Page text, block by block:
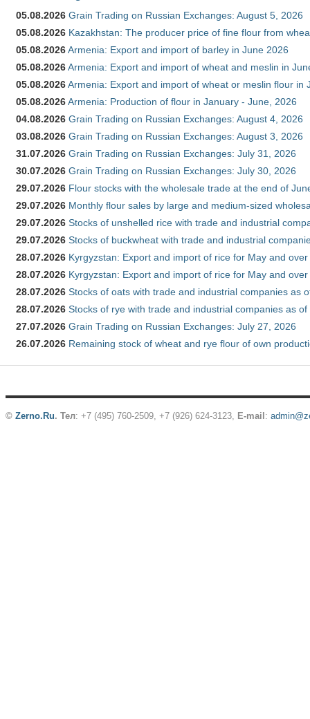
05.08.2026 Grain Trading on Russian Exchanges: August 5, 2026
05.08.2026 Kazakhstan: The producer price of fine flour from
05.08.2026Armenia: Export and import of barley in June 2026
05.08.2026Armenia: Export and import of wheat and meslin in
05.08.2026Armenia: Export and import of wheat or meslin flour in
05.08.2026Armenia: Production of flour in January - June, 2026
04.08.2026 Grain Trading on Russian Exchanges: August 4, 2026
03.08.2026 Grain Trading on Russian Exchanges: August 3, 2026
31.07.2026 Grain Trading on Russian Exchanges: July 31, 2026
30.07.2026 Grain Trading on Russian Exchanges: July 30, 2026
29.07.2026 Flour stocks with the wholesale trade at the end of
29.07.2026 Monthly flour sales by large and medium-sized
29.07.2026 Stocks of unshelled rice with trade and industrial
29.07.2026 Stocks of buckwheat with trade and industrial
28.07.2026 Kyrgyzstan: Export and import of rice for May and
28.07.2026 Kyrgyzstan: Export and import of rice for May and
28.07.2026 Stocks of oats with trade and industrial companies as
28.07.2026 Stocks of rye with trade and industrial companies as
27.07.2026 Grain Trading on Russian Exchanges: July 27, 2026
26.07.2026 Remaining stock of wheat and rye flour of own
© Zerno.Ru. Тел: +7 (495) 760-2509, +7 (926) 624-3123, E-mail :